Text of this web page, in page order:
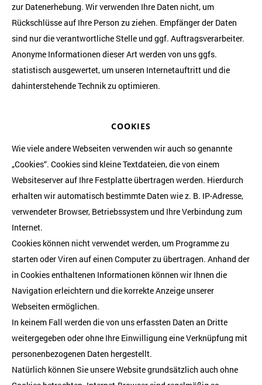
zur Datenerhebung. Wir verwenden Ihre Daten nicht, um
Rückschlüsse auf Ihre Person zu ziehen. Empfänger der Daten
sind nur die verantwortliche Stelle und ggf. Auftragsverarbeiter.
Anonyme Informationen dieser Art werden von uns ggfs.
statistisch ausgewertet, um unseren Internetauftritt und die
dahinterstehende Technik zu optimieren.
COOKIES
Wie viele andere Webseiten verwenden wir auch so genannte
„Cookies“. Cookies sind kleine Textdateien, die von einem
Websiteserver auf Ihre Festplatte übertragen werden. Hierdurch
erhalten wir automatisch bestimmte Daten wie z. B. IP-Adresse,
verwendeter Browser, Betriebssystem und Ihre Verbindung zum
Internet.
Cookies können nicht verwendet werden, um Programme zu
starten oder Viren auf einen Computer zu übertragen. Anhand der
in Cookies enthaltenen Informationen können wir Ihnen die
Navigation erleichtern und die korrekte Anzeige unserer
Webseiten ermöglichen.
In keinem Fall werden die von uns erfassten Daten an Dritte
weitergegeben oder ohne Ihre Einwilligung eine Verknüpfung mit
personenbezogenen Daten hergestellt.
Natürlich können Sie unsere Website grundsätzlich auch ohne